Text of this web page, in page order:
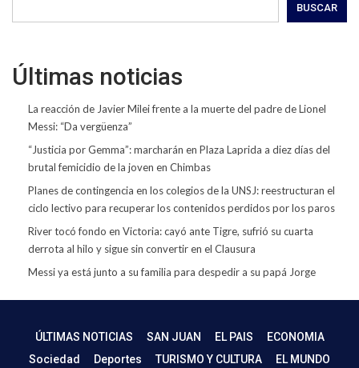
BUSCAR
Últimas noticias
La reacción de Javier Milei frente a la muerte del padre de Lionel
Messi: “Da vergüenza”
“Justicia por Gemma”: marcharán en Plaza Laprida a diez días del
brutal femicidio de la joven en Chimbas
Planes de contingencia en los colegios de la UNSJ: reestructuran el
ciclo lectivo para recuperar los contenidos perdidos por los paros
River tocó fondo en Victoria: cayó ante Tigre, sufrió su cuarta
derrota al hilo y sigue sin convertir en el Clausura
Messi ya está junto a su familia para despedir a su papá Jorge
ÚLTIMAS NOTICIAS SAN JUAN EL PAIS
ECONOMIA
Sociedad
Deportes TURISMO Y CULTURA EL MUNDO